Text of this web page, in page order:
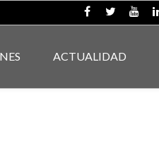
ACTUALIDAD